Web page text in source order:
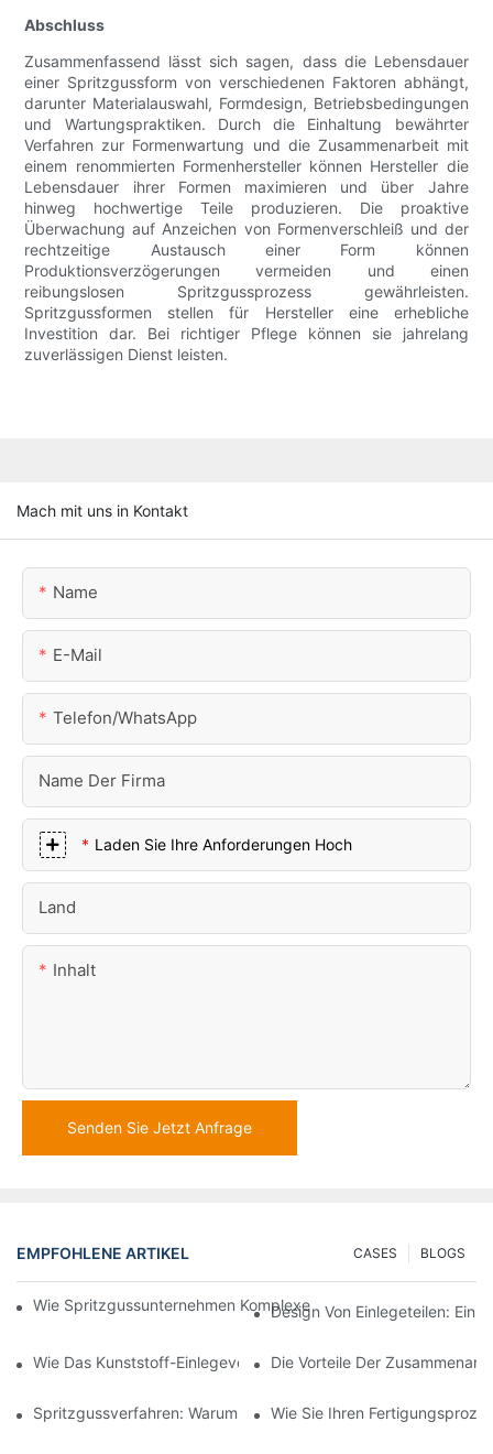
Abschluss
Zusammenfassend lässt sich sagen, dass die Lebensdauer
einer Spritzgussform von verschiedenen Faktoren abhängt,
darunter Materialauswahl, Formdesign, Betriebsbedingungen
und Wartungspraktiken. Durch die Einhaltung bewährter
Verfahren zur Formenwartung und die Zusammenarbeit mit
einem renommierten Formenhersteller können Hersteller die
Lebensdauer ihrer Formen maximieren und über Jahre
hinweg hochwertige Teile produzieren. Die proaktive
Überwachung auf Anzeichen von Formenverschleiß und der
rechtzeitige Austausch einer Form können
Produktionsverzögerungen vermeiden und einen
reibungslosen Spritzgussprozess gewährleisten.
Spritzgussformen stellen für Hersteller eine erhebliche
Investition dar. Bei richtiger Pflege können sie jahrelang
zuverlässigen Dienst leisten.
Mach mit uns in Kontakt
Name
E-Mail
Telefon/WhatsApp
Name Der Firma
Laden Sie Ihre Anforderungen Hoch
Land
Inhalt
Senden Sie Jetzt Anfrage
EMPFOHLENE ARTIKEL BLOGS
CASES
Wie Spritzgussunternehmen Komplexe Designanforderungen
Design Von Einlegeteilen: Ein
Wie Das Kunststoff-Einlegeverfahren Für Hochpräzise
Die Vorteile Der
Spritzgussverfahren: Warum Es Die Beste Wahl Für Langlebige
Wie Sie Ihren